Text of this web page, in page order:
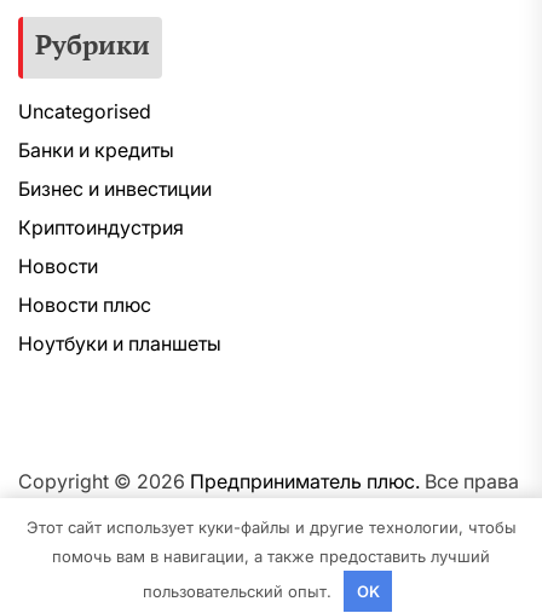
Рубрики
Uncategorised
Банки и кредиты
Бизнес и инвестиции
Криптоиндустрия
Новости
Новости плюс
Ноутбуки и планшеты
Copyright © 2026 Предприниматель плюс. Все права
платформеWordPress.
Этот сайт использует куки-файлы и другие технологии, чтобы
помочь вам в навигации, а также предоставить лучший
пользовательский опыт.
OK